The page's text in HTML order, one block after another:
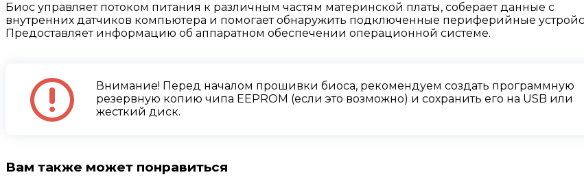
Биос управляет потоком питания к различным частям материнской платы, соберает данные с
внутренних датчиков компьютера и помогает обнаружить подключенные периферийные
Предоставляет информацию об аппаратном обеспечении операционной системе.
Внимание! Перед началом прошивки биоса, рекомендуем создать программную
резервную копию чипа EEPROM (если это возможно) и сохранить его на USB или
жесткий диск.
Вам также может понравиться